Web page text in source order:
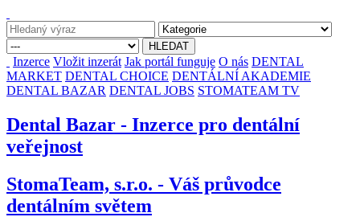
Inzerce Vložit inzerát Jak portál funguje O nás DENTAL
MARKET DENTAL CHOICE DENTÁLNÍ AKADEMIE
DENTAL BAZAR DENTAL JOBS STOMATEAM TV
Dental Bazar - Inzerce pro dentální
veřejnost
StomaTeam, s.r.o. - Váš průvodce
dentálním světem